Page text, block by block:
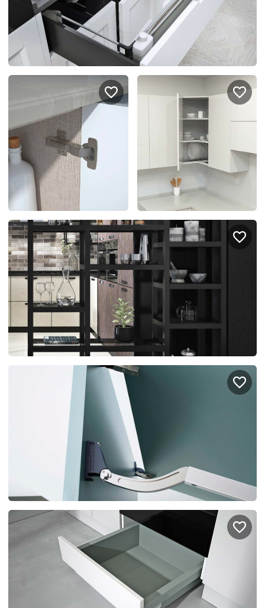
Сборка и установка
Гарантии
Доставка
Подключение техники
Способы оплаты
Корпоративным клиентам
Рассрочка онлайн
Кухни на заказ
Цены
Блог
Индивидуальный
Салоны продаж
О компании
Отзывы
Москва и МО
Санкт-Петербург
Казань
Нижний Новгород
© 1996-2026 Фабрика мебели «Стильные Кухни»
Правовая информация Поддержка сайта